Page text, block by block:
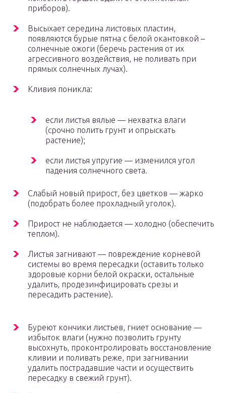
приборов).
Высыхает середина листовых пластин,
появляются бурые пятна с белой окантовкой –
солнечные ожоги (беречь растения от их
агрессивного воздействия, не поливать при
прямых солнечных лучах).
Кливия поникла:
если листья вялые — нехватка влаги
(срочно полить грунт и опрыскать
растение);
если листья упругие — изменился угол
падения солнечного света.
Слабый новый прирост, без цветков — жарко
(подобрать более прохладный уголок).
Прирост не наблюдается — холодно (обеспечить
теплом).
Листья загнивают — повреждение корневой
системы во время пересадки (оставить только
здоровые корни белой окраски, остальные
удалить, продезинфицировать срезы и
пересадить растение).
Буреют кончики листьев, гниет основание —
избыток влаги (нужно позволить грунту
высохнуть, проконтролировать восстановление
кливии и поливать реже, при загнивании
удалить пострадавшие части и осуществить
пересадку в свежий грунт).